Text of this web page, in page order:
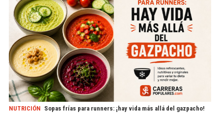
NUTRICIÓN Sopas frías para runners: ¡hay vida más allá del gazpacho!